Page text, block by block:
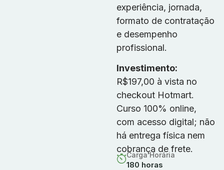
experiência, jornada,
formato de contratação
e desempenho
profissional.
Investimento:
R$197,00 à vista no
checkout Hotmart.
Curso 100% online,
com acesso digital; não
há entrega física nem
cobrança de frete.
Carga Horária
180 horas